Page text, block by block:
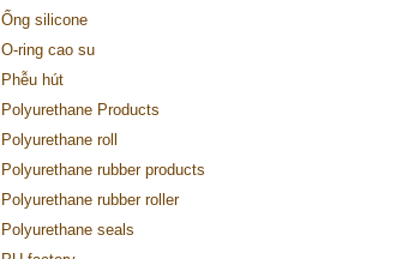
Ống silicone
O-ring cao su
Phễu hút
Polyurethane Products
Polyurethane roll
Polyurethane rubber products
Polyurethane rubber roller
Polyurethane seals